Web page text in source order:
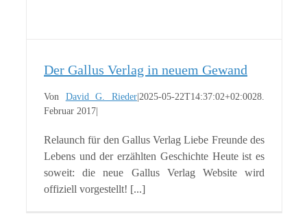
Der Gallus Verlag in neuem Gewand
Von David G. Rieder |2025-05-22T14:37:02+02:0028.
Februar 2017
Relaunch für den Gallus Verlag Liebe Freunde des
Lebens und der erzählten Geschichte Heute ist es
soweit: die neue Gallus Verlag Website wird
offiziell vorgestellt! [...]